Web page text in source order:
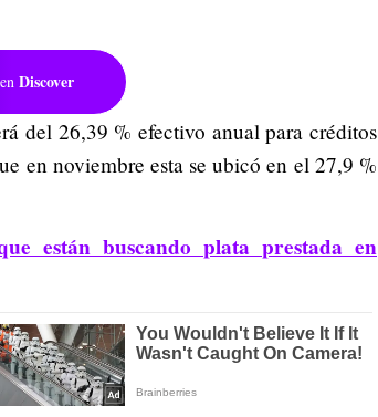
en Discover
del 26,39 % efectivo anual para créditos
en noviembre esta se ubicó en el 27,9 %
están buscando plata prestada en